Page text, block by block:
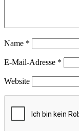
Name *
E-Mail-Adresse *
Website